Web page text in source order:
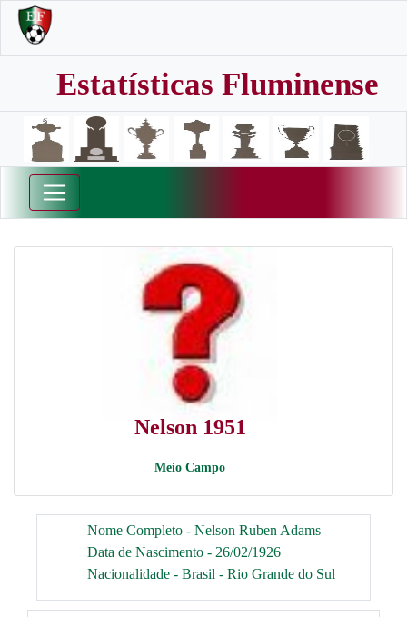
Estatísticas Fluminense
Nelson 1951
Meio Campo
Nome Completo - Nelson Ruben Adams
Data de Nascimento - 26/02/1926
Nacionalidade - Brasil - Rio Grande do Sul